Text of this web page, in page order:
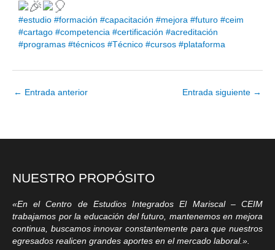
#estudio #formación #capacitación #mejora #futuro #ceim
#cartago #competencia #certificación #acreditación
#programas #técnicos #Técnico #cursos #plataforma
← Entrada anterior Entrada siguiente →
NUESTRO PROPÓSITO
«En el Centro de Estudios Integrados El Mariscal – CEIM
trabajamos por la educación del futuro, mantenemos en mejora
continua, buscamos innovar constantemente para que nuestros
egresados realicen grandes aportes en el mercado laboral.».